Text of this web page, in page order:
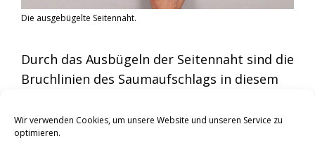
Wir verwenden Cookies, um unsere Website und unseren Service zu
optimieren.
Die ausgebügelte Seitennaht.
Durch das Ausbügeln der Seitennaht sind die
Bruchlinien des Saumaufschlags in diesem